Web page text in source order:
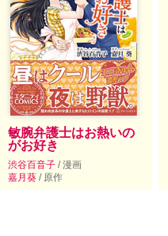
敏腕弁護士はお熱いの
がお好き
渋谷百音子 / 漫画
嘉月葵 / 原作